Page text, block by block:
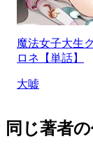
魔法女子大生ク
ロネ【単話】
大嘘
同じ著者